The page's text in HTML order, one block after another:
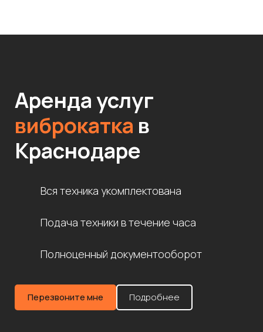
Аренда услуг
виброкатка в
Краснодаре
Вся техника укомплектована
Подача техники в течение часа
Полноценный документооборот
Перезвоните мне Подробнее